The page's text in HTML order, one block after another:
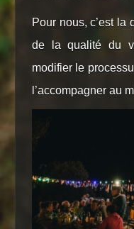
Pour nous, c’est
de la qualité du
modifier le
l’accompagner au